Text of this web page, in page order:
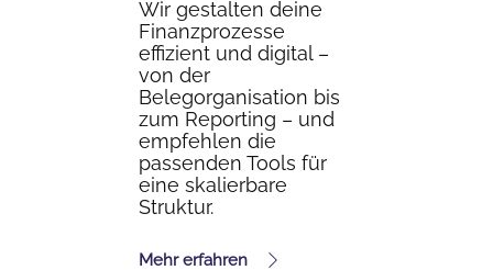
Wir gestalten deine
Finanzprozesse
effizient und digital –
von der
Belegorganisation bis
zum Reporting – und
empfehlen die
passenden Tools für
eine skalierbare
Struktur.
Mehr erfahren